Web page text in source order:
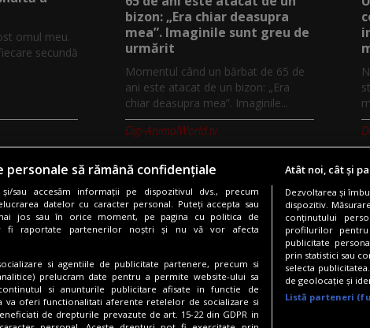
omul meu.
secundă
bizon: „Era chiar deasupra
mea”. Imaginile sunt greu de
urmărit
Momentul când un bărbat de 65 de
ani este atacat de un bizon: „Era
chiar deasupra mea”. Imaginile...
Digi-AnimalWorld.tv
Copyright © 2026 / DIGI
Termeni si conditii Politica de confidentialitate Gestionați preferințele
Urmărește-
personale să rămână confidențiale
sau accesăm informații pe dispozitivul dvs., precum
datelor cu caracter personal. Puteți accepta sau
jos sau în orice moment, pe pagina cu politica de
fi raportate partenerilor noștri și nu vă vor afecta
si agentiile de publicitate partenere, precum si
prelucram date pentru a permite website-ului sa
si anunturile publicitare afisate in functie de
va oferi functionalitati aferente retelelor de socializare si
de drepturile prevazute de art. 15-22 din GDPR in
Atât noi, cât și
Dezvoltarea și
dispozitiv.
conținutului
profilurilor
publicitate
prin statistici sau
selecta
de geolocație și
Listă parteneri